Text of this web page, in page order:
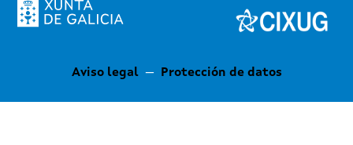
Aviso legal— Protección de datos